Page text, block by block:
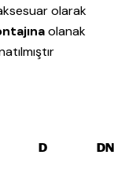
olarak
olanak
D DN